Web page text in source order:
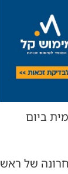
ביום
של ראש